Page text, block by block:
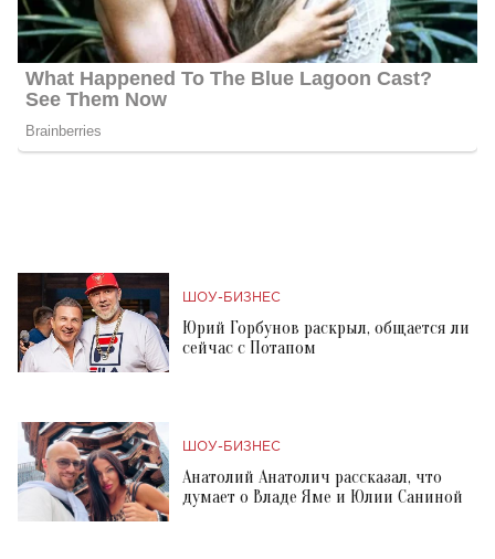
ШОУ-БИЗНЕС
Юрий Горбунов раскрыл, общается ли
сейчас с Потапом
ШОУ-БИЗНЕС
Анатолий Анатолич рассказал, что
думает о Владе Яме и Юлии Саниной